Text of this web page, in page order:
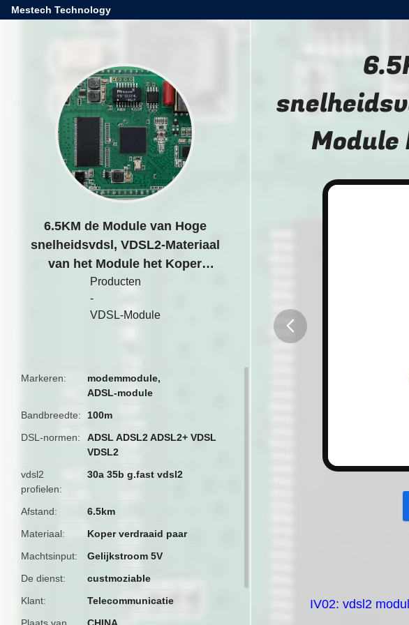
Mestech Technology
6.5KM de Module van Hoge
snelheidsvdsl, VDSL2-Materiaal
van het Module het Koper
Verdraaide Paar
Producten
-
VDSL-Module
Markeren modemmodule,
ADSL-module
Bandbreedte
100m
DSL-normen
ADSL ADSL2 ADSL2+ VDSL
VDSL2
vdsl2
profielen
30a 35b g.fast vdsl2
Afstand
6.5km
Materiaal
Koper verdraaid paar
Machtsinput
Gelijkstroom 5V
De dienst
custmoziable
Klant
Telecommunicatie
IV02: vdsl2